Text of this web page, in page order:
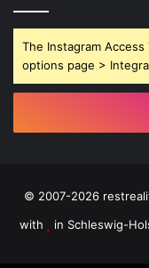
The Instagram
options page >
© 2007-2026
with
in Schleswig-